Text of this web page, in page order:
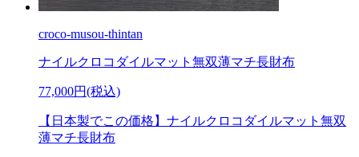
croco-musou-thintan
ナイルクロコダイルマット無双薄マチ長財布
77,000円(税込)
【日本製でこの価格】ナイルクロコダイルマット無双
薄マチ長財布